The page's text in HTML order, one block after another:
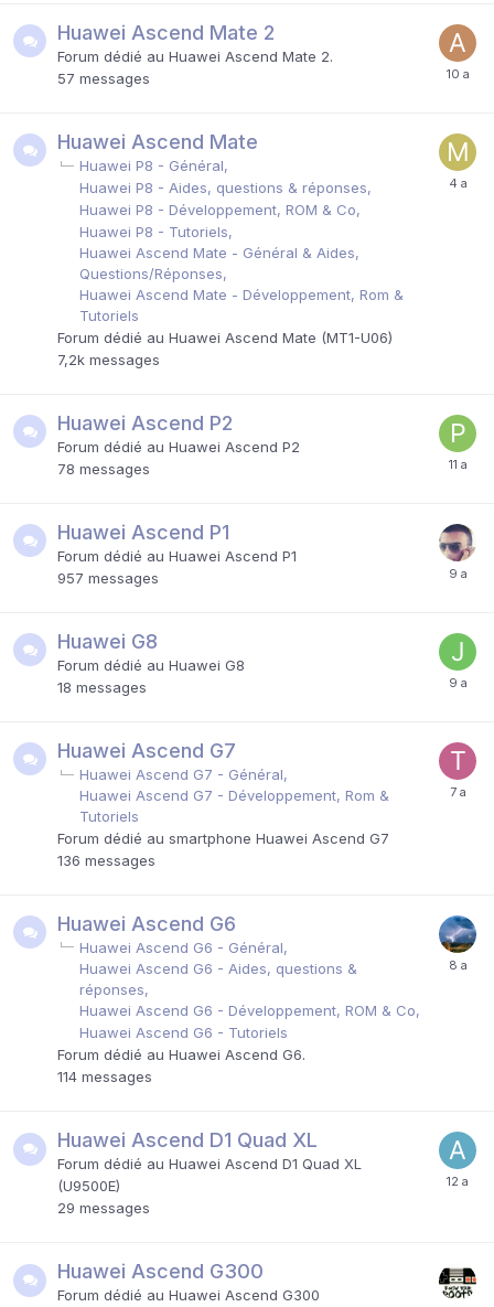
Huawei Ascend Mate 2
Forum dédié au Huawei Ascend Mate 2.
57 messages
Huawei Ascend Mate
Huawei P8 - Général
Huawei P8 - Aides, questions & réponses
Huawei P8 - Développement, ROM & Co
Huawei P8 - Tutoriels
Huawei Ascend Mate - Général & Aides,
Questions/Réponses
Huawei Ascend Mate - Développement, Rom &
Tutoriels
Forum dédié au Huawei Ascend Mate (MT1-U06)
7,2k messages
Huawei Ascend P2
Forum dédié au Huawei Ascend P2
78 messages
Huawei Ascend P1
Forum dédié au Huawei Ascend P1
957 messages
Huawei G8
Forum dédié au Huawei G8
18 messages
Huawei Ascend G7
Huawei Ascend G7 - Général
Huawei Ascend G7 - Développement, Rom &
Tutoriels
Forum dédié au smartphone Huawei Ascend G7
136 messages
Huawei Ascend G6
Huawei Ascend G6 - Général
Huawei Ascend G6 - Aides, questions &
réponses
Huawei Ascend G6 - Développement, ROM & Co
Huawei Ascend G6 - Tutoriels
Forum dédié au Huawei Ascend G6.
114 messages
Huawei Ascend D1 Quad XL
Forum dédié au Huawei Ascend D1 Quad XL
(U9500E)
29 messages
Huawei Ascend G300
Forum dédié au Huawei Ascend G300